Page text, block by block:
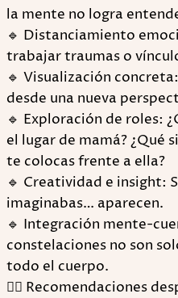
la mente no logra
🔹 Distanciamiento
trabajar traumas o
🔹 Visualización
desde una nueva
🔹 Exploración de roles:
el lugar de mamá? ¿Qué
te colocas frente a ella?
🔹 Creatividad e insight:
imaginabas… aparecen.
🔹 Integración mente-
constelaciones no son
todo el cuerpo.
🧘‍♀️ Recomendaciones